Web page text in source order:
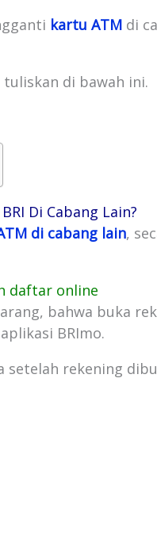
kartu ATM di
tuliskan di bawah ini.
Di Cabang Lain?
di cabang lain,
daftar online
bahwa buka
BRImo.
setelah rekening